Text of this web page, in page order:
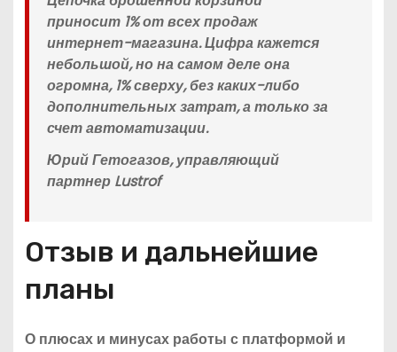
приносит 1% от всех продаж
интернет-магазина. Цифра кажется
небольшой, но на самом деле она
огромна, 1% сверху, без каких-либо
дополнительных затрат, а только за
счет автоматизации.
Юрий Гетогазов, управляющий
партнер Lustrof
Отзыв и дальнейшие
планы
О плюсах и минусах работы с платформой и